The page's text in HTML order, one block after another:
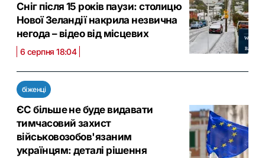
Сніг після 15 років паузи: столицю
Нової Зеландії накрила незвична
негода – відео від місцевих
6 серпня 18:04
біженці
ЄС більше не буде видавати
тимчасовий захист
військовозобов'язаним
українцям: деталі рішення